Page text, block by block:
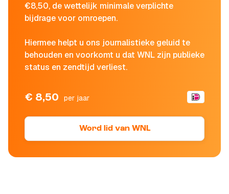
€8,50, de wettelijk minimale verplichte
bijdrage voor omroepen.
Hiermee helpt u ons journalistieke geluid te
behouden en voorkomt u dat WNL zijn publieke
status en zendtijd verliest.
€ 8,50 per jaar
Word lid van WNL